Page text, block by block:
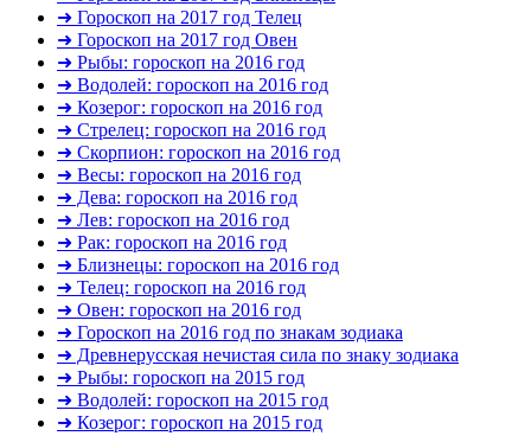
➜ Гороскоп на 2017 год Телец
➜ Гороскоп на 2017 год Овен
➜ Рыбы: гороскоп на 2016 год
➜ Водолей: гороскоп на 2016 год
➜ Козерог: гороскоп на 2016 год
➜ Стрелец: гороскоп на 2016 год
➜ Скорпион: гороскоп на 2016 год
➜ Весы: гороскоп на 2016 год
➜ Дева: гороскоп на 2016 год
➜ Лев: гороскоп на 2016 год
➜ Рак: гороскоп на 2016 год
➜ Близнецы: гороскоп на 2016 год
➜ Телец: гороскоп на 2016 год
➜ Овен: гороскоп на 2016 год
➜ Гороскоп на 2016 год по знакам зодиака
➜ Древнерусская нечистая сила по знаку зодиака
➜ Рыбы: гороскоп на 2015 год
➜ Водолей: гороскоп на 2015 год
➜ Козерог: гороскоп на 2015 год